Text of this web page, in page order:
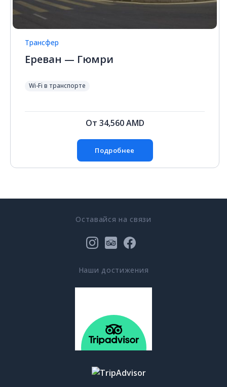
Трансфер
Ереван — Гюмри
Wi-Fi в транспорте
От 34,560AMD
Подробнее
Оставайся на связи
Наши достижения